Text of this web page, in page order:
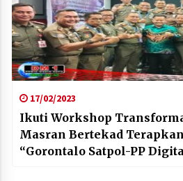
17/02/2023
Ikuti Workshop
Masran Bertekad
“Gorontalo Satpol-PP